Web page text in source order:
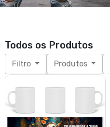
Todos os Produtos
Filtro Produtos